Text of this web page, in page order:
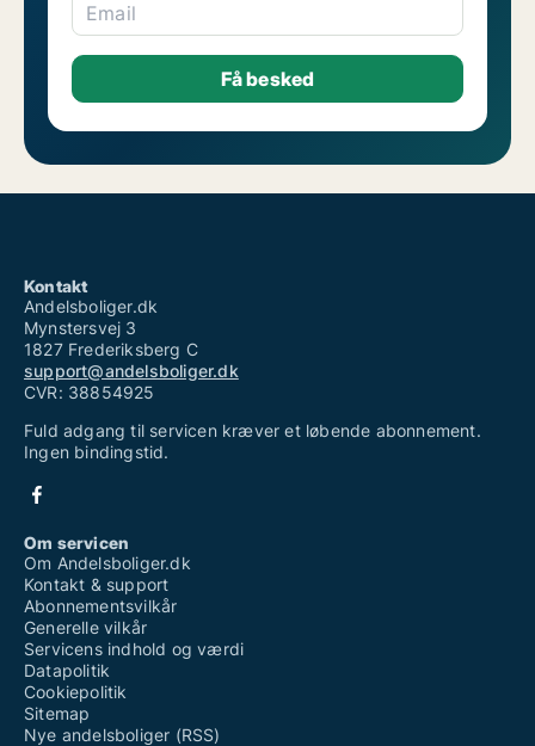
Email
Kontakt
Andelsboliger.dk
Mynstersvej 3
1827 Frederiksberg C
support@andelsboliger.dk
CVR: 38854925
Fuld adgang til servicen kræver et løbende abonnement.
Ingen bindingstid.
Om servicen
Om Andelsboliger.dk
Kontakt & support
Abonnementsvilkår
Generelle vilkår
Servicens indhold og værdi
Datapolitik
Cookiepolitik
Sitemap
Nye andelsboliger (RSS)